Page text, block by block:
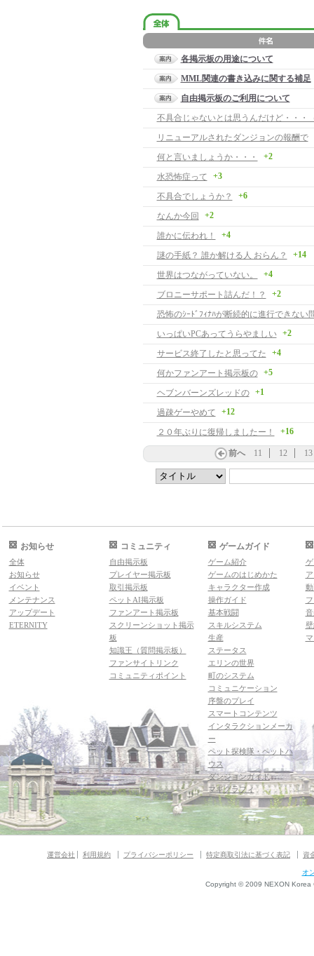
各掲示板の用途について
MML関連の書き込みに関する補足
自由掲示板のご利用について
不具合じゃないとは思うんだけど・・・
リニューアルされたダンジョンの報酬で
何と言いましょうか・・・ +2
水恐怖症って +3
不具合でしょうか？ +6
なんか今回 +2
誰かに伝われ！ +4
謎の手紙？ 誰か解ける人 おらん？ +14
世界はつながっていない。 +4
ブロニーサポート詰んだ！？ +2
恐怖のｼｰﾄﾞﾌｨﾅﾊが断続的に進行できない
いっぱいPCあってうらやましい
+2
サービス終了したと思ってた +4
何かファンアート掲示板の +5
ヘブンバーンズレッドの +1
過疎ゲーやめて +12
２０年ぶりに復帰しましたー！ +16
前へ 11 12 13
お知らせ
全体
お知らせ
イベント
メンテナンス
アップデート
ETERNITY
コミュニティ
自由掲示板
プレイヤー掲示板
取引掲示板
ペットAI掲示板
ファンアート掲示板
スクリーンショット掲示
板
知識王（質問掲示板）
ファンサイトリンク
コミュニティポイント
ゲームガイド
ゲーム紹介
ゲームのはじめかた
キャラクター作成
操作ガイド
基本戦闘
スキルシステム
生産
ステータス
エリンの世界
町のシステム
コミュニケーション
序盤のプレイ
スマートコンテンツ
インタラクションメーカ
ー
ペット探検隊・ペットハ
ウス
ダンジョンガイド
マギグラフィ
運営会社 利用規約 プライバシーポリシー 特定商取引法に基づく表記 資
オ
Copyright © 2009 NEXON Korea